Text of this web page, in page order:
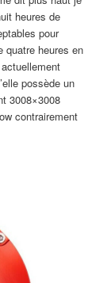
heures de
pour
quatre heures en
possède un
3008×3008
contrairement